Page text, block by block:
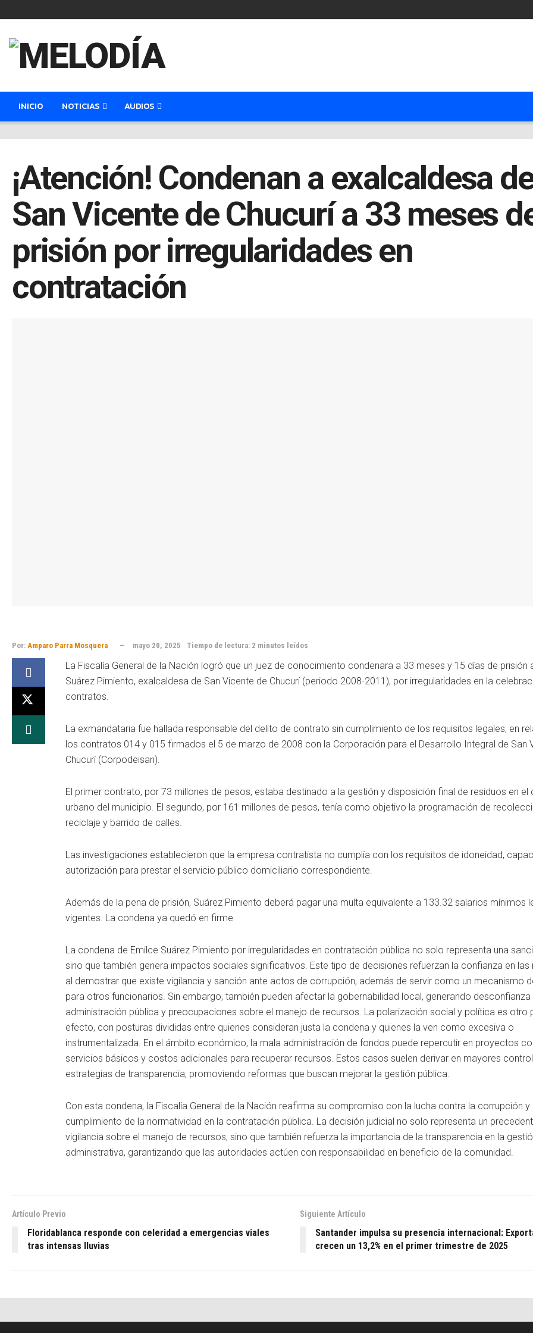
INICIO NOTICIAS AUDIOS
¡Atención! Condenan a exalcaldesa
San Vicente de Chucurí a 33 meses
prisión por irregularidades en
contratación
Por: Amparo Parra Mosquera mayo 20, 2025 Tiempo de lectura: 2 minutos leídos
La Fiscalía General de la Nación logró que un juez de conocimiento condenara a 33 meses y 15 días de prisión
Suárez Pimiento, exalcaldesa de San Vicente de Chucurí (periodo 2008-2011), por irregularidades en la
contratos.
La exmandataria fue hallada responsable del delito de contrato sin cumplimiento de los requisitos legales, en
los contratos 014 y 015 firmados el 5 de marzo de 2008 con la Corporación para el Desarrollo Integral de San
Chucurí (Corpodeisan).
El primer contrato, por 73 millones de pesos, estaba destinado a la gestión y disposición final de residuos en el
urbano del municipio. El segundo, por 161 millones de pesos, tenía como objetivo la programación de
reciclaje y barrido de calles.
Las investigaciones establecieron que la empresa contratista no cumplía con los requisitos de idoneidad,
autorización para prestar el servicio público domiciliario correspondiente.
Además de la pena de prisión, Suárez Pimiento deberá pagar una multa equivalente a 133.32 salarios mínimos
vigentes. La condena ya quedó en firme
La condena de Emilce Suárez Pimiento por irregularidades en contratación pública no solo representa una
sino que también genera impactos sociales significativos. Este tipo de decisiones refuerzan la confianza en las
al demostrar que existe vigilancia y sanción ante actos de corrupción, además de servir como un mecanismo
para otros funcionarios. Sin embargo, también pueden afectar la gobernabilidad local, generando desconfianza
administración pública y preocupaciones sobre el manejo de recursos. La polarización social y política es otro
efecto, con posturas divididas entre quienes consideran justa la condena y quienes la ven como excesiva o
instrumentalizada. En el ámbito económico, la mala administración de fondos puede repercutir en proyectos
servicios básicos y costos adicionales para recuperar recursos. Estos casos suelen derivar en mayores
estrategias de transparencia, promoviendo reformas que buscan mejorar la gestión pública.
Con esta condena, la Fiscalía General de la Nación reafirma su compromiso con la lucha contra la corrupción y
cumplimiento de la normatividad en la contratación pública. La decisión judicial no solo representa un
vigilancia sobre el manejo de recursos, sino que también refuerza la importancia de la transparencia en la
administrativa, garantizando que las autoridades actúen con responsabilidad en beneficio de la comunidad.
Artículo Previo
Floridablanca responde con celeridad a emergencias viales
tras intensas lluvias
Siguiente Artículo
Santander impulsa su presencia internacional:
crecen un 13,2% en el primer trimestre de 2025